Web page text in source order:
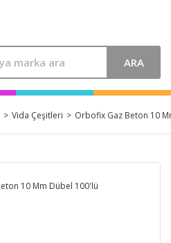
ARA
Vida Çeşitleri Orbofix Gaz Beton 10